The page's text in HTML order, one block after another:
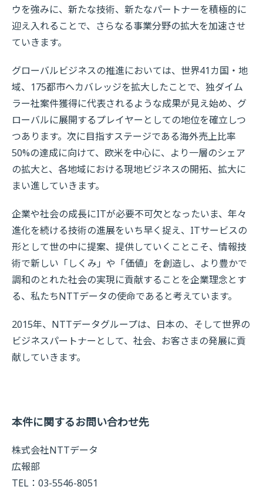
ウを強みに、新たな技術、新たなパートナーを積極的に
迎え入れることで、さらなる事業分野の拡大を加速させ
ていきます。
グローバルビジネスの推進においては、世界41カ国・地
域、175都市へカバレッジを拡大したことで、独ダイム
ラー社案件獲得に代表されるような成果が見え始め、グ
ローバルに展開するプレイヤーとしての地位を確立しつ
つあります。次に目指すステージである海外売上比率
50%の達成に向けて、欧米を中心に、より一層のシェア
の拡大と、各地域における現地ビジネスの開拓、拡大に
まい進していきます。
企業や社会の成長にITが必要不可欠となったいま、年々
進化を続ける技術の進展をいち早く捉え、ITサービスの
形として世の中に提案、提供していくことこそ、情報技
術で新しい「しくみ」や「価値」を創造し、より豊かで
調和のとれた社会の実現に貢献することを企業理念とす
る、私たちNTTデータの使命であると考えています。
2015年、NTTデータグループは、日本の、そして世界の
ビジネスパートナーとして、社会、お客さまの発展に貢
献していきます。
本件に関するお問い合わせ先
株式会社NTTデータ
広報部
TEL：03-5546-8051